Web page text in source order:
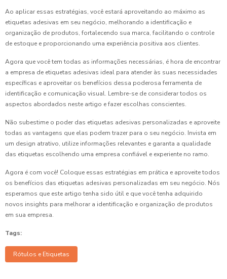
Ao aplicar essas estratégias, você estará aproveitando ao máximo as
etiquetas adesivas em seu negócio, melhorando a identificação e
organização de produtos, fortalecendo sua marca, facilitando o controle
de estoque e proporcionando uma experiência positiva aos clientes.
Agora que você tem todas as informações necessárias, é hora de encontrar
a empresa de etiquetas adesivas ideal para atender às suas necessidades
específicas e aproveitar os benefícios dessa poderosa ferramenta de
identificação e comunicação visual. Lembre-se de considerar todos os
aspectos abordados neste artigo e fazer escolhas conscientes.
Não subestime o poder das etiquetas adesivas personalizadas e aproveite
todas as vantagens que elas podem trazer para o seu negócio. Invista em
um design atrativo, utilize informações relevantes e garanta a qualidade
das etiquetas escolhendo uma empresa confiável e experiente no ramo.
Agora é com você! Coloque essas estratégias em prática e aproveite todos
os benefícios das etiquetas adesivas personalizadas em seu negócio. Nós
esperamos que este artigo tenha sido útil e que você tenha adquirido
novos insights para melhorar a identificação e organização de produtos
em sua empresa.
Tags:
Rótulos e Etiquetas